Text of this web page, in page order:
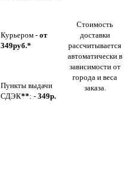
Курьером - от
349руб.*
Пункты выдачи
СДЭК**: - 349р.
Стоимость
доставки
рассчитывается
автоматически в
зависимости от
города и веса
заказа.